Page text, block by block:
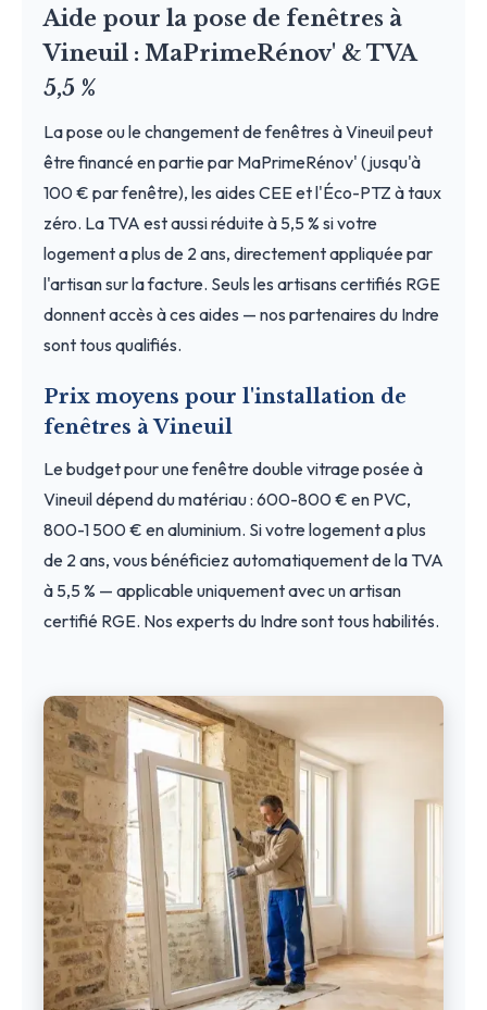
Aide pour la pose de fenêtres à
Vineuil : MaPrimeRénov' & TVA
5,5 %
La pose ou le changement de fenêtres à Vineuil peut
être financé en partie par MaPrimeRénov' (jusqu'à
100 € par fenêtre), les aides CEE et l'Éco-PTZ à taux
zéro. La TVA est aussi réduite à 5,5 % si votre
logement a plus de 2 ans, directement appliquée par
l'artisan sur la facture. Seuls les artisans certifiés RGE
donnent accès à ces aides — nos partenaires du Indre
sont tous qualifiés.
Prix moyens pour l'installation de
fenêtres à Vineuil
Le budget pour une fenêtre double vitrage posée à
Vineuil dépend du matériau : 600-800 € en PVC,
800-1 500 € en aluminium. Si votre logement a plus
de 2 ans, vous bénéficiez automatiquement de la TVA
à 5,5 % — applicable uniquement avec un artisan
certifié RGE. Nos experts du Indre sont tous habilités.